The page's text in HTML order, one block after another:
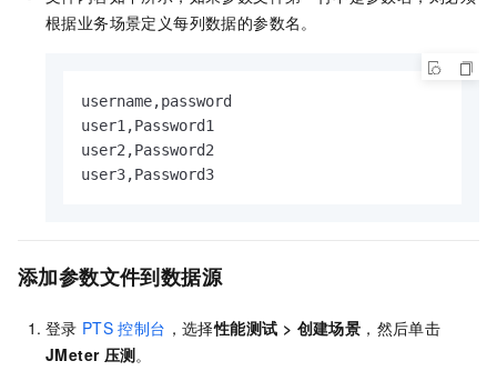
根据业务场景定义每列数据的参数名。
username,password
user1,Password1
user2,Password2
添加参数文件到数据源
登录 PTS 控制台 ，选择性能测试 > 创建场景 ，然后单击
JMeter 压测。